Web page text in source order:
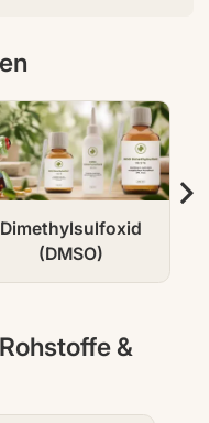
Dimethylsulfoxid
(DMSO)
&